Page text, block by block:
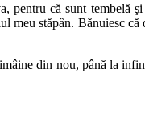
pentru că sunt tembelă
meu stăpân. Bănuiesc că
din nou, până la